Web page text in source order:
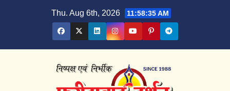
Thu. Aug 6th, 2026 11:58:36 AM